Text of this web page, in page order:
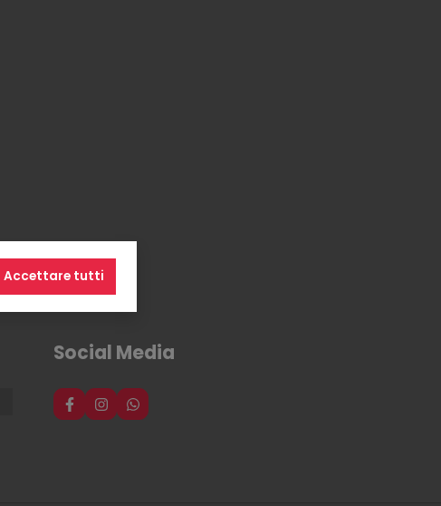
Social Media
Accettare tutti